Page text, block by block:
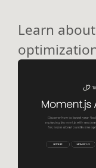
Learn